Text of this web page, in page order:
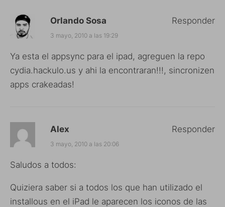
Orlando Sosa
3 mayo, 2010 a las 19:29
Ya esta el appsync para el ipad, agreguen la repo
cydia.hackulo.us y ahi la encontraran!!!, sincronizen
apps crakeadas!
Responder
Alex
3 mayo, 2010 a las 20:06
Saludos a todos:
Quiziera saber si a todos los que han utilizado el
installous en el iPad le aparecen los iconos de las
Responder